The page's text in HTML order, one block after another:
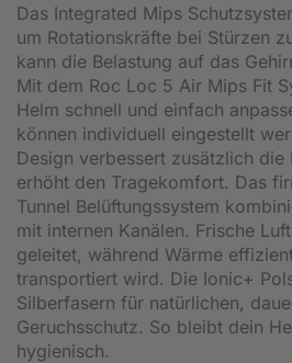
Das Integrated Mips
um Rotationskräfte bei Stürzen
kann die Belastung auf das
Mit dem Roc Loc 5 Air Mips Fit
Helm schnell und einfach
können individuell eingestellt
Design verbessert zusätzlich
erhöht den Tragekomfort. Das
Tunnel Belüftungssystem
mit internen Kanälen. Frische
geleitet, während Wärme
transportiert wird. Die Ionic+
Silberfasern für natürlichen,
Geruchsschutz. So bleibt dein
hygienisch.